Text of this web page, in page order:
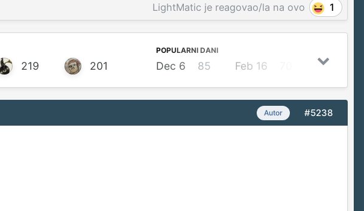
LightMatic je reagovao/la na ovo 1
219 201
POPULARNI DANI
Dec 6 85 Feb 16 Dec 5
Autor #5238